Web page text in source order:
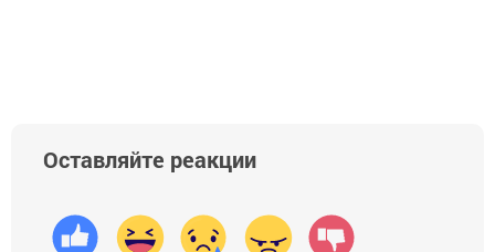
Оставляйте реакции